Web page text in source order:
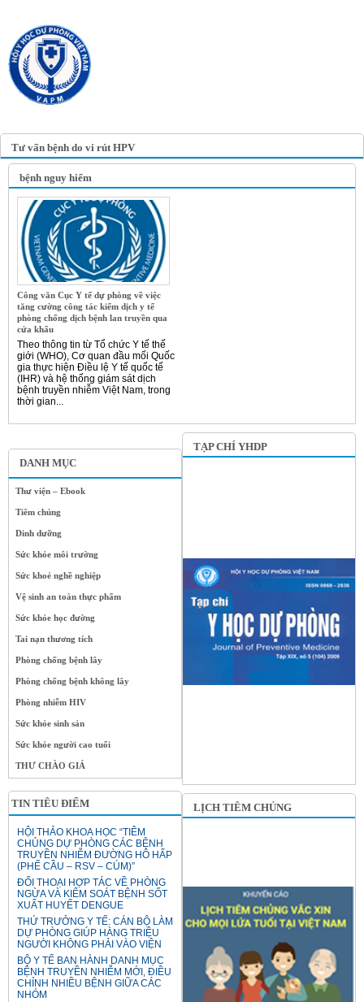
Tư vấn bệnh do vi rút HPV
DANH MỤC
Thư viện – Ebook
Tiêm chủng
Dinh dưỡng
Sức khỏe môi trường
Sức khoẻ nghề nghiệp
Vệ sinh an toàn thực phẩm
Sức khỏe học đường
Tai nạn thương tích
Phòng chống bệnh lây
Phòng chống bệnh không lây
Phòng nhiễm HIV
Sức khỏe sinh sản
Sức khỏe người cao tuổi
THƯ CHÀO GIÁ
TIN TIÊU ĐIỂM
HỘI THẢO KHOA HỌC “TIÊM
CHỦNG DỰ PHÒNG CÁC BỆNH
TRUYỀN NHIỄM ĐƯỜNG HÔ HẤP
(PHẾ CẦU – RSV – CÚM)”
ĐỐI THOẠI HỢP TÁC VỀ PHÒNG
NGỪA VÀ KIỂM SOÁT BỆNH SỐT
XUẤT HUYẾT DENGUE
THỨ TRƯỞNG Y TẾ: CÁN BỘ LÀM
DỰ PHÒNG GIÚP HÀNG TRIỆU
NGƯỜI KHÔNG PHẢI VÀO VIỆN
BỘ Y TẾ BAN HÀNH DANH MỤC
BỆNH TRUYỀN NHIỄM MỚI, ĐIỀU
CHỈNH NHIỀU BỆNH GIỮA CÁC
NHÓM
bệnh nguy hiểm
Công văn Cục Y tế dự phòng về việc
tăng cường công tác kiểm dịch y tế
phòng chống dịch bệnh lan truyền qua
cửa khẩu
Theo thông tin từ Tổ chức Y tế thế
giới (WHO), Cơ quan đầu mối Quốc
gia thực hiện Điều lệ Y tế quốc tế
(IHR) và hệ thống giám sát dịch
bệnh truyền nhiễm Việt Nam, trong
thời gian...
TẠP CHÍ YHDP
LỊCH TIÊM CHỦNG